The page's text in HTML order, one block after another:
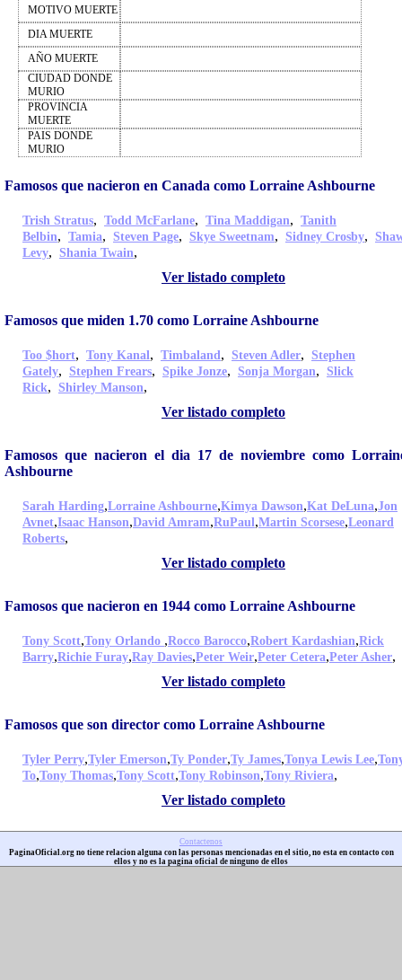
MOTIVO MUERTE
DIA MUERTE
AÑO MUERTE
CIUDAD DONDE
MURIO
PROVINCIA
MUERTE
PAIS DONDE
MURIO
Famosos que nacieron en Canada como Lorraine Ashbourne
Trish Stratus, Todd McFarlane, Tina Maddigan, Tanith
Belbin, Tamia, Steven Page, Skye Sweetnam, Sidney Crosby,
Levy, Shania Twain,
Ver listado completo
Famosos que miden 1.70 como Lorraine Ashbourne
Too $hort, Tony Kanal, Timbaland, Steven Adler, Stephen
Gately, Stephen Frears, Spike Jonze, Sonja Morgan, Slick
Rick, Shirley Manson,
Ver listado completo
Famosos que nacieron el dia 17 de noviembre como
Ashbourne
Sarah Harding,Lorraine Ashbourne,Kimya Dawson,Kat DeLuna,Jon
Avnet,Isaac Hanson,David Amram,RuPaul,Martin Scorsese,Leonard
Roberts,
Ver listado completo
Famosos que nacieron en 1944 como Lorraine Ashbourne
Tony Scott,Tony Orlando ,Rocco Barocco,Robert Kardashian,Rick
Barry,Richie Furay,Ray Davies,Peter Weir,Peter Cetera,Peter Asher,
Ver listado completo
Famosos que son director como Lorraine Ashbourne
Tyler Perry,Tyler Emerson,Ty Ponder,Ty James,Tonya Lewis Lee,
To,Tony Thomas,Tony Scott,Tony Robinson,Tony Riviera,
Ver listado completo
Contactenos
PaginaOficial.org no tiene relacion alguna con las personas mencionadas en el sitio, no esta en contacto con
ellos y no es la pagina oficial de ninguno de ellos